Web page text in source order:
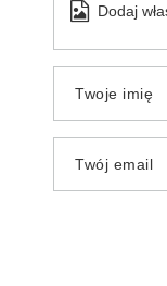
Dodaj
Twoje imię
Twój email